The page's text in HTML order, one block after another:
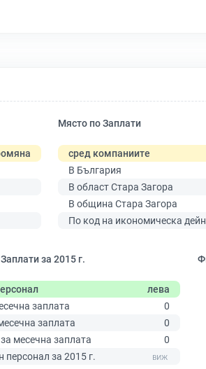
Място по Заплати
сред компаниите
В България
В област Стара Загора
В община Стара Загора
По код на икономическа
за 2015 г.
лева
заплата
0
заплата
0
месечна заплата
0
персонал за 2015 г.